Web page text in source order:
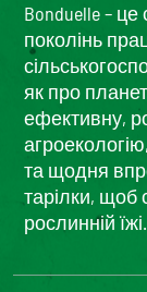
Bonduelle –
поколінь
як про
ефективну,
та щодня
тарілки, щоб
рослинній їжі.